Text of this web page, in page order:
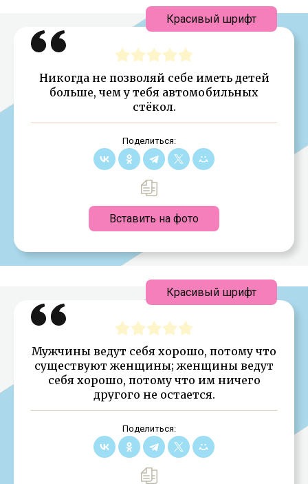
Hикогда не позволяй себе иметь детей
больше, чем у тебя автомобильных
стёкол.
Поделиться:
Вставить на фото
Красивый шрифт
Мужчины ведут себя хорошо, потому что
существуют женщины; женщины ведут
себя хорошо, потому что им ничего
другого не остается.
Поделиться:
Красивый шрифт